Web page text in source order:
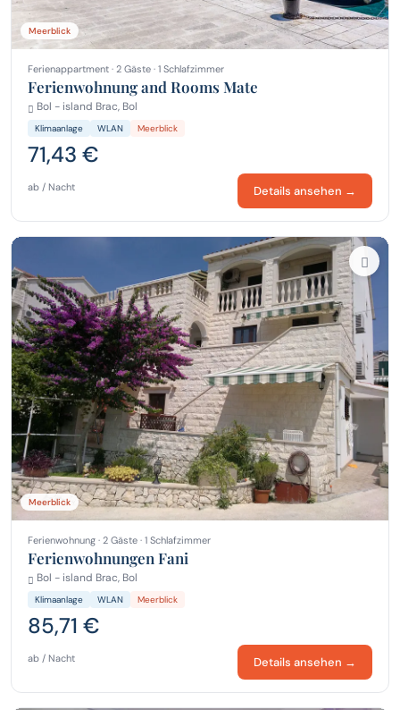
Meerblick
Ferienappartment · 2 Gäste · 1 Schlafzimmer
Ferienwohnung and Rooms Mate
Bol - island Brac, Bol
Klimaanlage WLAN Meerblick
71,43 €
ab / Nacht Details ansehen →
Meerblick
Ferienwohnung · 2 Gäste · 1 Schlafzimmer
Ferienwohnungen Fani
Bol - island Brac, Bol
Klimaanlage WLAN Meerblick
85,71 €
ab / Nacht Details ansehen →